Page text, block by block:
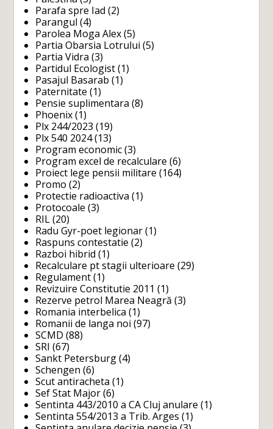
Parafa spre Iad (2)
Parangul (4)
Parolea Moga Alex (5)
Partia Obarsia Lotrului (5)
Partia Vidra (3)
Partidul Ecologist (1)
Pasajul Basarab (1)
Paternitate (1)
Pensie suplimentara (8)
Phoenix (1)
Plx 244/2023 (19)
Plx 540 2024(13)
Program economic (3)
Program excel de recalculare (6)
Proiect lege pensii militare (164)
Promo (2)
Protectie radioactiva (1)
Protocoale (3)
RIL (20)
Radu Gyr-poet legionar (1)
Raspuns contestatie (2)
Razboi hibrid (1)
Recalculare pt stagii ulterioare (29)
Regulament (1)
Revizuire Constitutie 2011 (1)
Rezerve petrol Marea Neagră (3)
Romania interbelica (1)
Romanii de langa noi (97)
SCMD (88)
SRI (67)
Sankt Petersburg (4)
Schengen (6)
Scut antiracheta (1)
Sef Stat Major (6)
Sentinta 443/2010 a CA Cluj anulare (1)
Sentinta 554/2013 a Trib. Arges (1)